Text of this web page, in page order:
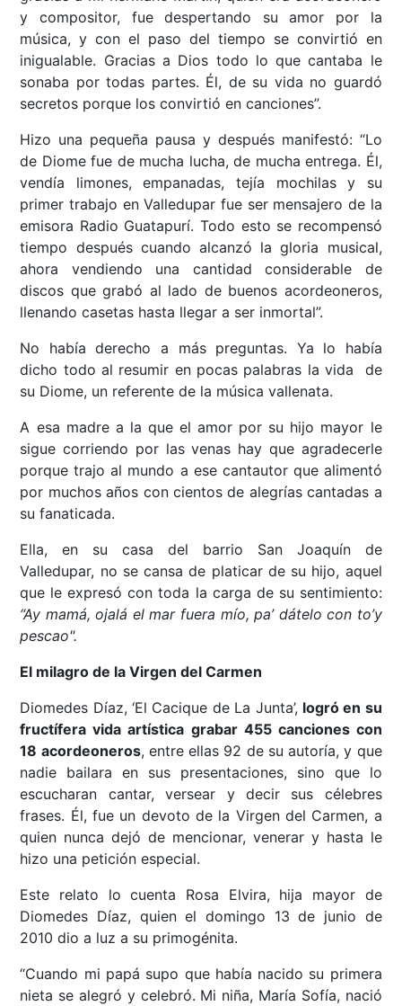
y compositor, fue despertando su amor por la
música, y con el paso del tiempo se convirtió en
inigualable. Gracias a Dios todo lo que cantaba le
sonaba por todas partes. Él, de su vida no guardó
secretos porque los convirtió en canciones”.
Hizo una pequeña pausa y después manifestó: “Lo
de Diome fue de mucha lucha, de mucha entrega. Él,
vendía limones, empanadas, tejía mochilas y su
primer trabajo en Valledupar fue ser mensajero de la
emisora Radio Guatapurí. Todo esto se recompensó
tiempo después cuando alcanzó la gloria musical,
ahora vendiendo una cantidad considerable de
discos que grabó al lado de buenos acordeoneros,
llenando casetas hasta llegar a ser inmortal”.
No había derecho a más preguntas. Ya lo había
dicho todo al resumir en pocas palabras la vida de
su Diome, un referente de la música vallenata.
A esa madre a la que el amor por su hijo mayor le
sigue corriendo por las venas hay que agradecerle
porque trajo al mundo a ese cantautor que alimentó
por muchos años con cientos de alegrías cantadas a
su fanaticada.
Ella, en su casa del barrio San Joaquín de
Valledupar, no se cansa de platicar de su hijo, aquel
que le expresó con toda la carga de su sentimiento:
“Ay mamá, ojalá el mar fuera mío, pa’ dátelo con to’y
pescao".
El milagro de la Virgen del Carmen
Diomedes Díaz, ‘El Cacique de La Junta’, logró en su
fructífera vida artística grabar 455 canciones con
18 acordeoneros, entre ellas 92 de su autoría, y que
nadie bailara en sus presentaciones, sino que lo
escucharan cantar, versear y decir sus célebres
frases. Él, fue un devoto de la Virgen del Carmen, a
quien nunca dejó de mencionar, venerar y hasta le
hizo una petición especial.
Este relato lo cuenta Rosa Elvira, hija mayor de
Diomedes Díaz, quien el domingo 13 de junio de
2010 dio a luz a su primogénita.
“Cuando mi papá supo que había nacido su primera
nieta se alegró y celebró. Mi niña, María Sofía, nació